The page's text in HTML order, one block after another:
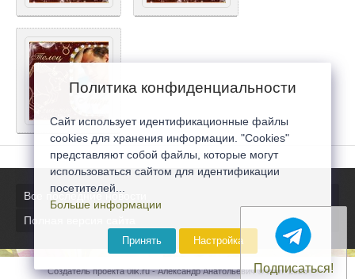
Все последние новости
Полная версия сайта
Создатель проекта 0lik.ru - Александр Анатольевич © 2007-2026
Подписаться!
Политика конфиденциальности
Сайт использует идентификационные файлы
cookies для хранения информации. "Cookies"
представляют собой файлы, которые могут
использоваться сайтом для идентификации
посетителей...
Больше информации
Принять Настройка